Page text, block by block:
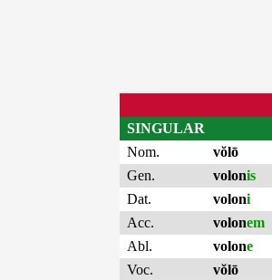
SINGULAR
Nom.
vŏlō
Gen.
volonis
Dat.
voloni
Acc.
volonem
Abl.
volone
Voc.
vŏlō